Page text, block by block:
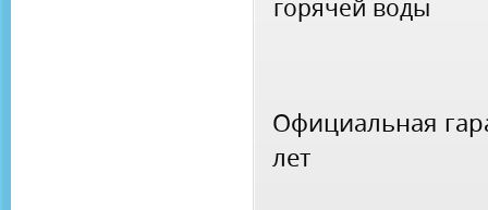
горячей воды
Официальная
лет